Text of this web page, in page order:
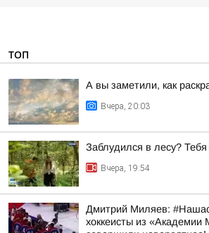
ТОП
А вы заметили, как
Вчера, 20:03
Заблудился в лесу?
Вчера, 19:54
Дмитрий Миляев:
хоккеисты из «Академии